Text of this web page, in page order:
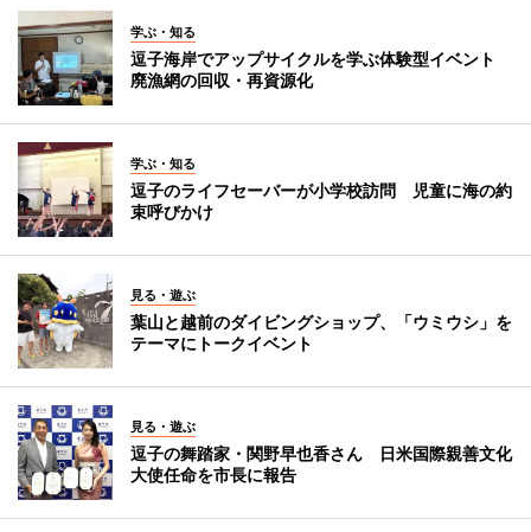
学ぶ・知る
逗子海岸でアップサイクルを学ぶ体験型イベント
廃漁網の回収・再資源化
学ぶ・知る
逗子のライフセーバーが小学校訪問 児童に海の約
束呼びかけ
見る・遊ぶ
葉山と越前のダイビングショップ、「ウミウシ」を
テーマにトークイベント
見る・遊ぶ
逗子の舞踏家・関野早也香さん 日米国際親善文化
大使任命を市長に報告